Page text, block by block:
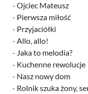
- Ojciec Mateusz
- Pierwsza miłość
- Przyjaciółki
- Allo, allo!
- Jaka to melodia?
- Kuchenne rewolucje
- Nasz nowy dom
- Rolnik szuka żony,